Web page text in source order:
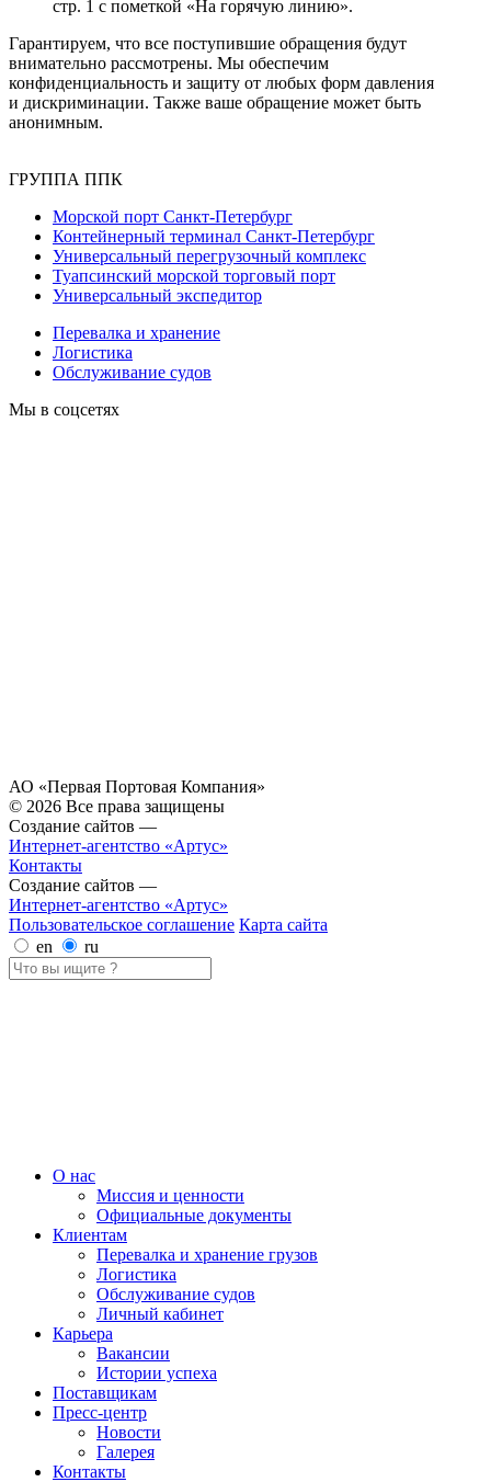
стр. 1 с пометкой «На горячую линию».
Гарантируем, что все поступившие обращения будут
внимательно рассмотрены. Мы обеспечим
конфиденциальность и защиту от любых форм давления
и дискриминации. Также ваше обращение может быть
анонимным.
ГРУППА ППК
Морской порт Санкт-Петербург
Контейнерный терминал Санкт-Петербург
Универсальный перегрузочный комплекс
Туапсинский морской торговый порт
Универсальный экспедитор
Перевалка и хранение
Логистика
Обслуживание судов
Мы в соцсетях
АО «Первая Портовая Компания»
© 2026 Все права защищены
Создание сайтов —
Интернет-агентство «Артус»
Контакты
Создание сайтов —
Интернет-агентство «Артус»
Пользовательское соглашение Карта сайта
en
ru
О нас
Миссия и ценности
Официальные документы
Клиентам
Перевалка и хранение грузов
Логистика
Обслуживание судов
Личный кабинет
Карьера
Вакансии
Истории успеха
Поставщикам
Пресс-центр
Новости
Галерея
Контакты